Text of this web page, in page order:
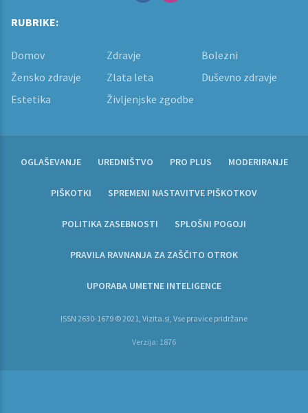
RUBRIKE:
Domov Zdravje
Bolezni
Žensko zdravje
Zlata leta
Duševno zdravje
Estetika
Življenjske zgodbe
OGLAŠEVANJE UREDNIŠTVO PRO PLUS MODERIRANJE
PIŠKOTKI SPREMENI NASTAVITVE PIŠKOTKOV
POLITIKA ZASEBNOSTI SPLOŠNI POGOJI
PRAVILA RAVNANJA ZA ZAŠČITO OTROK
UPORABA UMETNE INTELIGENCE
ISSN 2630-1679 © 2021, Vizita.si, Vse pravice pridržane
Verzija: 1876